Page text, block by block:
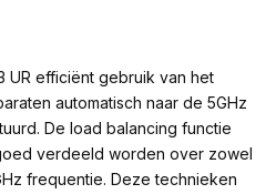
UR efficiënt gebruik van het
automatisch naar de 5GHz
De load balancing functie
verdeeld worden over zowel
frequentie. Deze technieken